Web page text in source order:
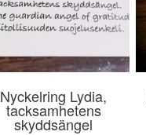
Nyckelring Lydia,
tacksamhetens
skyddsängel